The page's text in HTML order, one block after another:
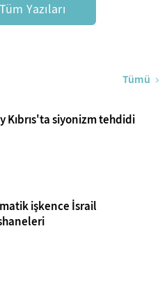
Yazıları
Tümü
Kıbrıs'ta siyonizm tehdidi
işkence İsrail